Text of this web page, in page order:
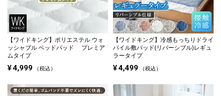
【ワイドキング】 ポリエステル ウォ
ッシャブル ベッドパッド プレミア
ムタイプ
¥4,999 税込
【ワイドキング】 冷感もっちりドライ
パイル敷パッド(リバーシブル)レギュ
ラータイプ
¥4,499 税込